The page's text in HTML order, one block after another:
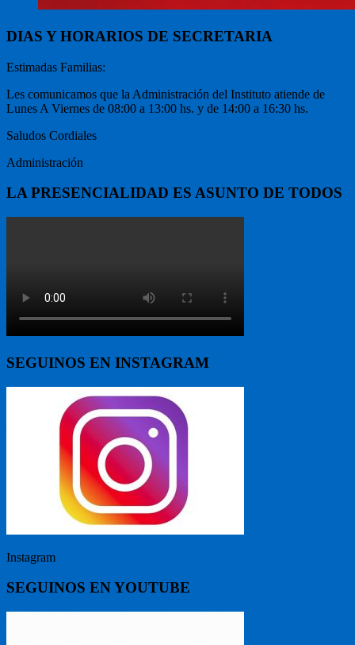
DIAS Y HORARIOS DE SECRETARIA
Estimadas Familias:
Les comunicamos que la Administración del Instituto atiende de
Lunes A Viernes de 08:00 a 13:00 hs. y de 14:00 a 16:30 hs.
Saludos Cordiales
Administración
LA PRESENCIALIDAD ES ASUNTO DE TODOS
SEGUINOS EN INSTAGRAM
Instagram
SEGUINOS EN YOUTUBE